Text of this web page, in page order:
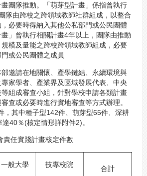
團隊推動。「萌芽型計畫」係指曾執行
隊由跨校之跨領域教師社群組成，以整合
必要時得納入其他公私部門或公民團體
」曾執行相關計畫4年以上，團隊由推動
模及量能之跨校跨領域教師組成，必要
或公民團體之成員
邀請在地關懷、產學鏈結、永續環境與
家學者、產業界及區域發展代表、中央
組成審查小組，針對學校申請各類計畫
查或必要時進行實地審查等方式辦理。
，其中種子型142件、萌芽型65件、深耕
40％(核定情形詳附件2)。
責任實踐計畫核定件數
一般大學 技專校院 合計